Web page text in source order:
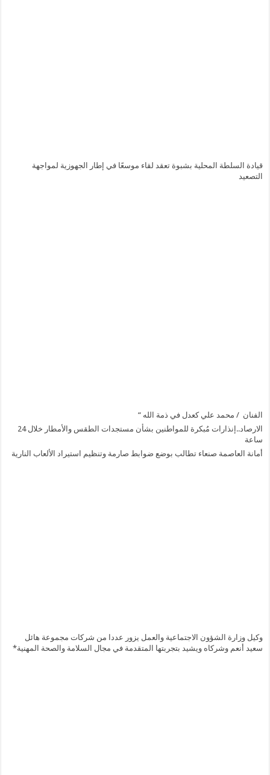
قيادة السلطة المحلية بشبوة تعقد لقاء موسعًا في إطار الجهوزية لمواجهة
التصعيد
الفنان / محمد علي كعدل في ذمة الله “
الارصاد..إنذارات مُبكرة للمواطنين بشأن مستجدات الطقس والأمطار خلال 24
ساعة
أمانة العاصمة صنعاء تطالب بوضع ضوابط صارمة وتنظيم استيراد الألعاب النارية
وكيل وزارة الشؤون الاجتماعية والعمل يزور عددا من شركات مجموعة هائل
سعيد أنعم وشركاه ويشيد بتجربتها المتقدمة في مجال السلامة والصحة المهنية*